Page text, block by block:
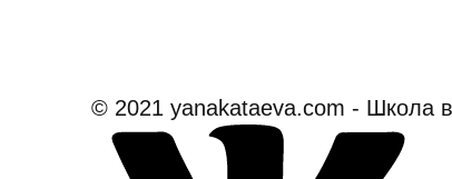
© 2021 yanakataeva.com - Школа